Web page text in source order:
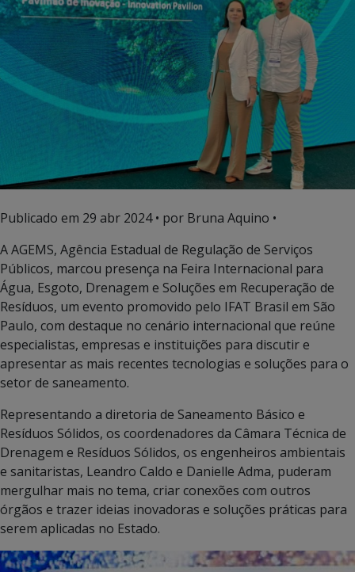
Publicado em 29 abr 2024• por Bruna Aquino •
A AGEMS, Agência Estadual de Regulação de Serviços
Públicos, marcou presença na Feira Internacional para
Água, Esgoto, Drenagem e Soluções em Recuperação de
Resíduos, um evento promovido pelo IFAT Brasil em São
Paulo, com destaque no cenário internacional que reúne
especialistas, empresas e instituições para discutir e
apresentar as mais recentes tecnologias e soluções para o
setor de saneamento.
Representando a diretoria de Saneamento Básico e
Resíduos Sólidos, os coordenadores da Câmara Técnica de
Drenagem e Resíduos Sólidos, os engenheiros ambientais
e sanitaristas, Leandro Caldo e Danielle Adma, puderam
mergulhar mais no tema, criar conexões com outros
órgãos e trazer ideias inovadoras e soluções práticas para
serem aplicadas no Estado.